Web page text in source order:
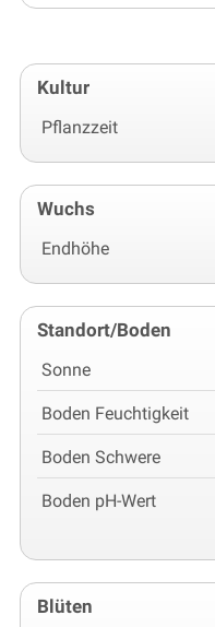
Kultur
Pflanzzeit
Wuchs
Endhöhe
Standort/Boden
Sonne
Boden Feuchtigkeit
Boden Schwere
Boden pH-Wert
Blüten